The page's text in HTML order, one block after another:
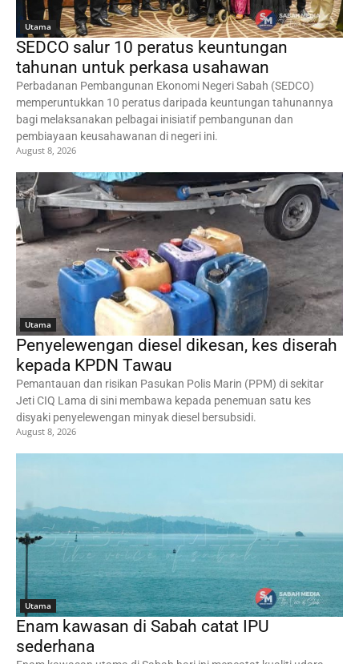
Utama
SEDCO salur 10 peratus keuntungan
tahunan untuk perkasa usahawan
Perbadanan Pembangunan Ekonomi Negeri Sabah (SEDCO)
memperuntukkan 10 peratus daripada keuntungan tahunannya
bagi melaksanakan pelbagai inisiatif pembangunan dan
pembiayaan keusahawanan di negeri ini.
August 8, 2026
Utama
Penyelewengan diesel dikesan, kes diserah
kepada KPDN Tawau
Pemantauan dan risikan Pasukan Polis Marin (PPM) di sekitar
Jeti CIQ Lama di sini membawa kepada penemuan satu kes
disyaki penyelewengan minyak diesel bersubsidi.
August 8, 2026
Utama
Enam kawasan di Sabah catat IPU
sederhana